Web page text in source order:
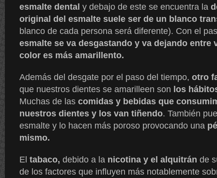
esmalte dental y debajo de este se encuentra la
original del esmalte suele ser de un blanco
blanco de cada persona será diferente). Con el
esmalte se va desgastando y va dejando entre
color es más amarillento.
Además del desgate por el paso del tiempo, otro
que nuestros dientes se amarilleen son los
Muchas de las comidas y bebidas que
nuestros dientes y los van tiñendo. También
esmalte y lo hacen más poroso provocando una
mismo.
El tabaco, debido a la nicotina y el alquitrán de
de los factores que influyen más notablemente